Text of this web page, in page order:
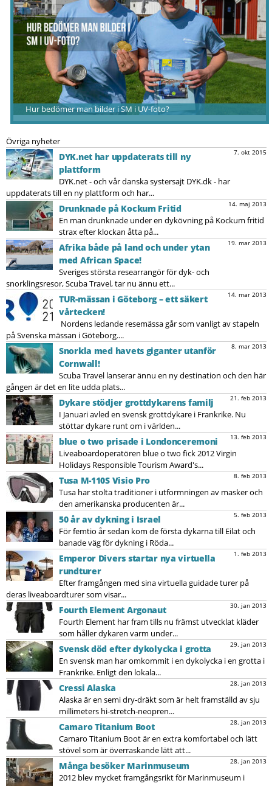
Hur bedömer man bilder i SM i UV-foto?
Övriga nyheter
7. okt 2015
DYK.net har uppdaterats till ny
plattform
DYK.net - och vår danska systersajt DYK.dk - har
uppdaterats till en ny plattform och har...
14. maj 2013
Drunknade på Kockum Fritid
En man drunknade under en dykövning på Kockum fritid
strax efter klockan åtta på...
19. mar 2013
Afrika både på land och under ytan
med African Space!
Sveriges största researrangör för dyk- och
snorklingsresor, Scuba Travel, tar nu ännu ett...
14. mar 2013
TUR-mässan i Göteborg – ett säkert
vårtecken!
Nordens ledande resemässa går som vanligt av stapeln
på Svenska mässan i Göteborg....
8. mar 2013
Snorkla med havets giganter utanför
Cornwall!
Scuba Travel lanserar ännu en ny destination och den här
gången är det en lite udda plats...
21. feb 2013
Dykare stödjer grottdykarens familj
I Januari avled en svensk grottdykare i Frankrike. Nu
stöttar dykare runt om i världen...
13. feb 2013
blue o two prisade i Londonceremoni
Liveaboardoperatören blue o two fick 2012 Virgin
Holidays Responsible Tourism Award's...
8. feb 2013
Tusa M-110S Visio Pro
Tusa har stolta traditioner i utformningen av masker och
den amerikanska producenten är...
5. feb 2013
50 år av dykning i Israel
För femtio år sedan kom de första dykarna till Eilat och
banade väg för dykning i Röda...
1. feb 2013
Emperor Divers startar nya virtuella
rundturer
Efter framgången med sina virtuella guidade turer på
deras liveaboardturer som visar...
30. jan 2013
Fourth Element Argonaut
Fourth Element har fram tills nu främst utvecklat kläder
som håller dykaren varm under...
29. jan 2013
Svensk död efter dykolycka i grotta
En svensk man har omkommit i en dykolycka i en grotta i
Frankrike. Enligt den lokala...
28. jan 2013
Cressi Alaska
Alaska är en semi dry-dräkt som är helt framställd av sju
millimeters hi-stretch-neopren...
28. jan 2013
Camaro Titanium Boot
Camaro Titanium Boot är en extra komfortabel och lätt
stövel som är överraskande lätt att...
28. jan 2013
Många besöker Marinmuseum
2012 blev mycket framgångsrikt för Marinmuseum i